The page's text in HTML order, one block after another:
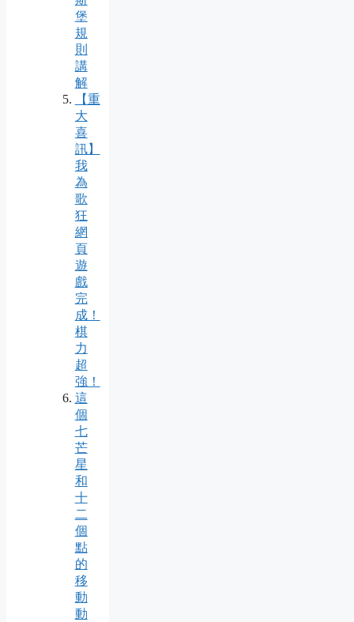
堡
規
則
講
解
【重
大
喜
訊】
我
為
歌
狂
網
頁
遊
戲
完
成！
棋
力
超
強！
這
個
七
芒
星
和
十
二
個
點
的
移
動
動